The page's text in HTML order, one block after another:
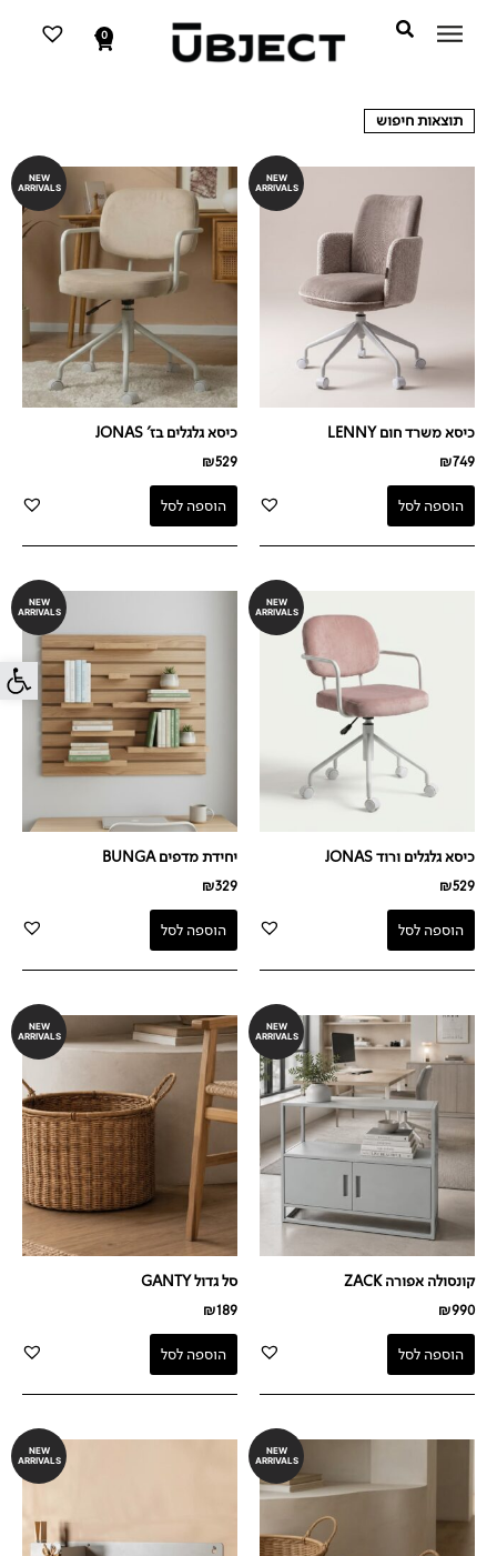
פתח
לתוכן
0
עגלת
קניות
תוצאות חיפוש
NEW
ARRIVALS
כיסא משרד חום LENNY
₪749
הוספה לסל
NEW
ARRIVALS
כיסא גלגלים בז' JONAS
₪529
הוספה לסל
NEW
ARRIVALS
כיסא גלגלים ורוד JONAS
₪529
הוספה לסל
NEW
ARRIVALS
יחידת מדפים BUNGA
₪329
הוספה לסל
NEW
ARRIVALS
קונסולה אפורה ZACK
₪990
הוספה לסל
NEW
ARRIVALS
סל גדול GANTY
₪189
הוספה לסל
NEW
ARRIVALS
NEW
ARRIVALS